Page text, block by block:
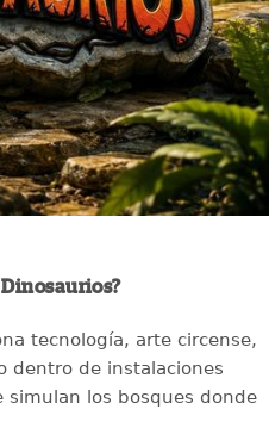
tecnología, arte circense,
dentro de instalaciones
los bosques donde